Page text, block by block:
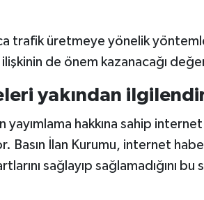
trafik üretmeye yönelik
de önem kazanacağı
yakından
yayımlama hakkına sahip
Basın İlan Kurumu, internet
sağlayıp sağlamadığını bu